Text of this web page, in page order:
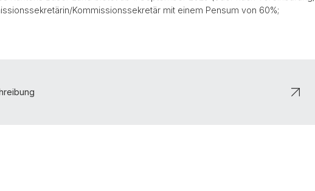
Kommissionssekretär mit einem Pensum von 60%;